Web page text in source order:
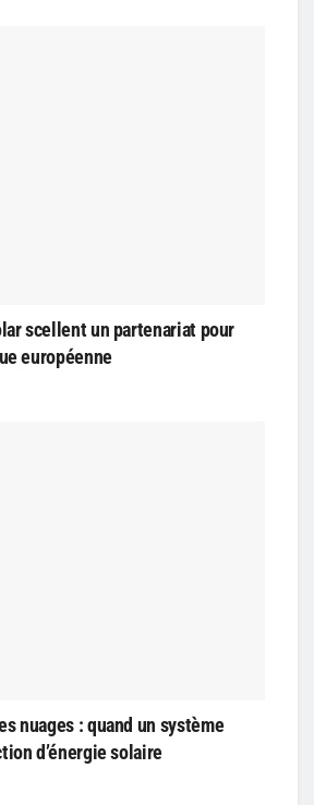
scellent un partenariat pour
européenne
nuages : quand un système
d’énergie solaire